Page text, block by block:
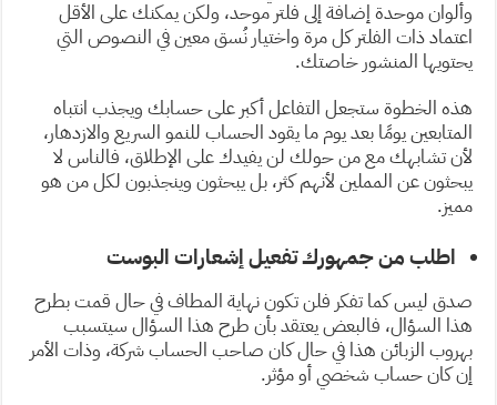
وألوان موحدة إضافة إلى فلتر موحد، ولكن يمكنك على الأقل
اعتماد ذات الفلتر كل مرة واختيار نُسق معين في النصوص التي
يحتويها المنشور خاصتك.
هذه الخطوة ستجعل التفاعل أكبر على حسابك ويجذب انتباه
المتابعين يومًا بعد يوم ما يقود الحساب للنمو السريع والازدهار،
لأن تشابهك مع من حولك لن يفيدك على الإطلاق، فالناس لا
يبحثون عن المملين لأنهم كثر، بل يبحثون وينجذبون لكل من هو
مميز.
اطلب من جمهورك تفعيل إشعارات البوست
صدق ليس كما تفكر فلن تكون نهاية المطاف في حال قمت بطرح
هذا السؤال، فالبعض يعتقد بأن طرح هذا السؤال سيتسبب
بهروب الزبائن هذا في حال كان صاحب الحساب شركة، وذات الأمر
إن كان حساب شخصي أو مؤثر.